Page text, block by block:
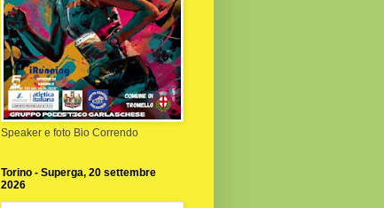
Speaker e foto Bio Correndo
Torino - Superga, 20 settembre
2026